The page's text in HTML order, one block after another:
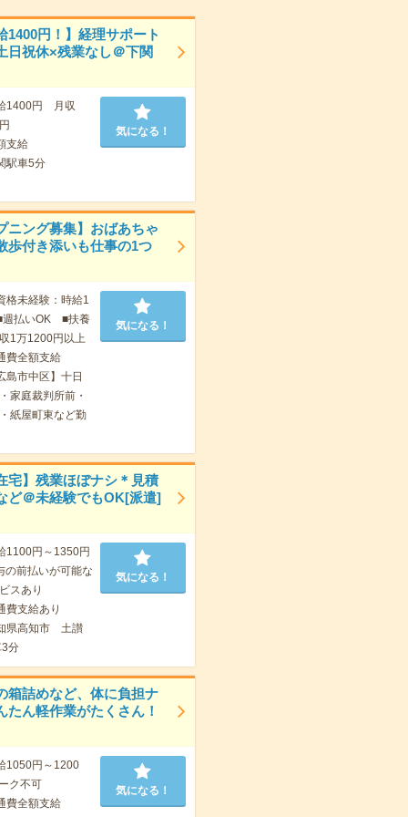
1400円！】経理サポート
日祝休×残業なし＠下関
1400円 月収
支給
駅車5分
気になる！
ニング募集】おばあちゃ
歩付き添いも仕事の1つ
格未経験：時給1
払いOK ■扶養
1万1200円以上
費全額支給
島市中区】十日
家庭裁判所前・
紙屋町東など勤
気になる！
宅】残業ほぼナシ＊見積
ど＠未経験でもOK[派遣]
1100円～1350円
前払いが可能な
スあり
費支給あり
県高知市 土讃
分
気になる！
箱詰めなど、体に負担ナ
たん軽作業がたくさん！
1050円～1200
ク不可
費全額支給
気になる！